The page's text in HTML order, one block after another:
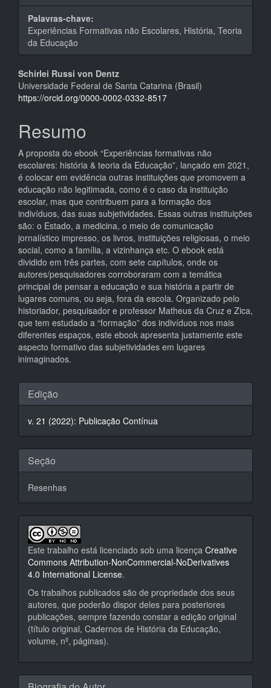
Palavras-chave:
Experiências Formativas não Escolares, História, Teoria
da Educação
Conteúdo
do
principal
Schirlei Russi von Dentz
Universidade Federal de Santa Catarina (Brasil)
https://orcid.org/0000-0002-0332-8517
Resumo
A proposta do ebook “Experiências formativas não
escolares: história & teoria da Educação”, lançado em 2021,
é colocar em evidência outras instituições que promovem a
educação não legitimada, como é o caso da instituição
escolar, mas que contribuem para a formação dos
indivíduos, das suas subjetividades. Essas outras instituições
são: o Estado, a medicina, o meio de comunicação
jornalístico impresso, os livros, instituições religiosas, o meio
social, como a família, a vizinhança etc. O ebook está
dividido em três partes, com sete capítulos, onde os
autores/pesquisadores corroboraram com a temática
principal de pensar a educação e sua história a partir de
lugares comuns, ou seja, fora da escola. Organizado pelo
historiador, pesquisador e professor Matheus da Cruz e Zica,
que tem estudado a “formação” dos indivíduos nos mais
diferentes espaços, este ebook apresenta justamente este
aspecto formativo das subjetividades em lugares
inimaginados.
Detalhes
do
artigo
Edição
v. 21 (2022): Publicação Contínua
Seção
Resenhas
Este trabalho está licenciado sob uma licença Creative
Commons Attribution-NonCommercial-NoDerivatives
4.0 International License.
Os trabalhos publicados são de propriedade dos seus
autores, que poderão dispor deles para posteriores
publicações, sempre fazendo constar a edição original
(título original, Cadernos de História da Educação,
volume, nº, páginas).